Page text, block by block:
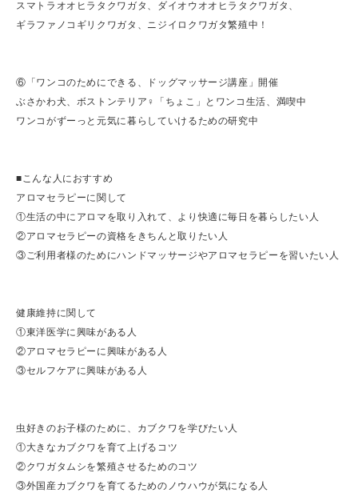
スマトラオオヒラタクワガタ、ダイオウオオヒラタクワガタ、
ギラファノコギリクワガタ、ニジイロクワガタ繁殖中！
⑥「ワンコのためにできる、ドッグマッサージ講座」開催
ぶさかわ犬、ボストンテリア♀「ちょこ」とワンコ生活、満喫中
ワンコがずーっと元気に暮らしていけるための研究中
■こんな人におすすめ
アロマセラピーに関して
①生活の中にアロマを取り入れて、より快適に毎日を暮らしたい人
②アロマセラピーの資格をきちんと取りたい人
③ご利用者様のためにハンドマッサージやアロマセラピーを習いたい人
健康維持に関して
①東洋医学に興味がある人
②アロマセラピーに興味がある人
③セルフケアに興味がある人
虫好きのお子様のために、カブクワを学びたい人
①大きなカブクワを育て上げるコツ
②クワガタムシを繁殖させるためのコツ
③外国産カブクワを育てるためのノウハウが気になる人